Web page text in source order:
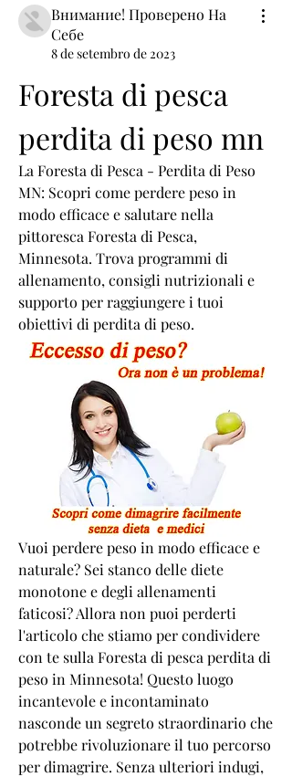
Внимание! Проверено На
Себе
8 de setembro de 2023
Foresta di pesca
perdita di peso mn
La Foresta di Pesca - Perdita di Peso
MN: Scopri come perdere peso in
modo efficace e salutare nella
pittoresca Foresta di Pesca,
Minnesota. Trova programmi di
allenamento, consigli nutrizionali e
supporto per raggiungere i tuoi
obiettivi di perdita di peso.
Vuoi perdere peso in modo efficace e
naturale? Sei stanco delle diete
monotone e degli allenamenti
faticosi? Allora non puoi perderti
l'articolo che stiamo per condividere
con te sulla Foresta di pesca perdita di
peso in Minnesota! Questo luogo
incantevole e incontaminato
nasconde un segreto straordinario che
potrebbe rivoluzionare il tuo percorso
per dimagrire. Senza ulteriori indugi,